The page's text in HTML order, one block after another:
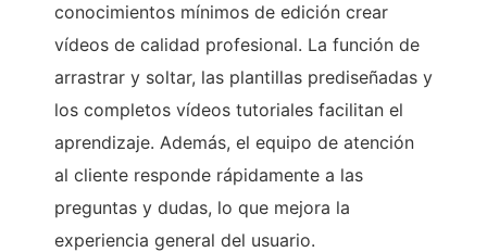
conocimientos mínimos de edición crear
vídeos de calidad profesional. La función de
arrastrar y soltar, las plantillas prediseñadas y
los completos vídeos tutoriales facilitan el
aprendizaje. Además, el equipo de atención
al cliente responde rápidamente a las
preguntas y dudas, lo que mejora la
experiencia general del usuario.